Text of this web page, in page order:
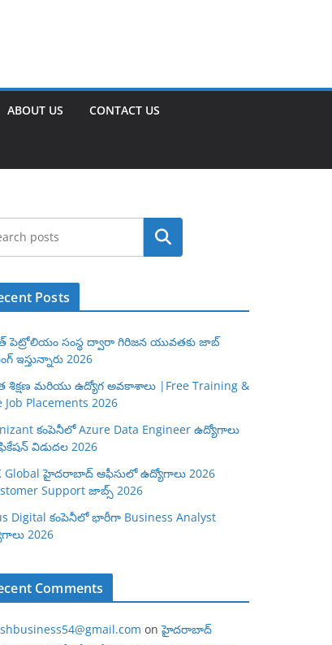
ABOUT US CONTACT US
Search
Posts
పెట్రోలియం సంస్థ ద్వారా గిరిజన యువతకు జాబ్
ఇస్తున్నారు 2026
శిక్షణ మరియు ఉద్యోగ అవకాశాలు |Free Training &
Job Placements 2026
కంపెనీలో Azure Data Engineer ఉద్యోగాలు
విడుదల 2026
Global హైదరాబాద్ ఆఫీసులో ఉద్యోగాలు 2026
Support జాబ్స్ 2026
Digital కంపెనీలో భారీగా Business Analyst
2026
Comments
onహైదరాబాద్